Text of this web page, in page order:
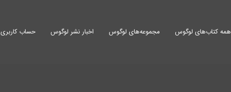
همه کتاب‌های لوگوس مجموعه‌های لوگوس اخبار نشر لوگوس حساب کاربری